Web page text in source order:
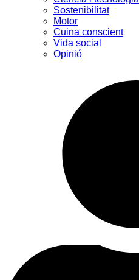
Sostenibilitat
Motor
Cuina conscient
Vida social
Opinió